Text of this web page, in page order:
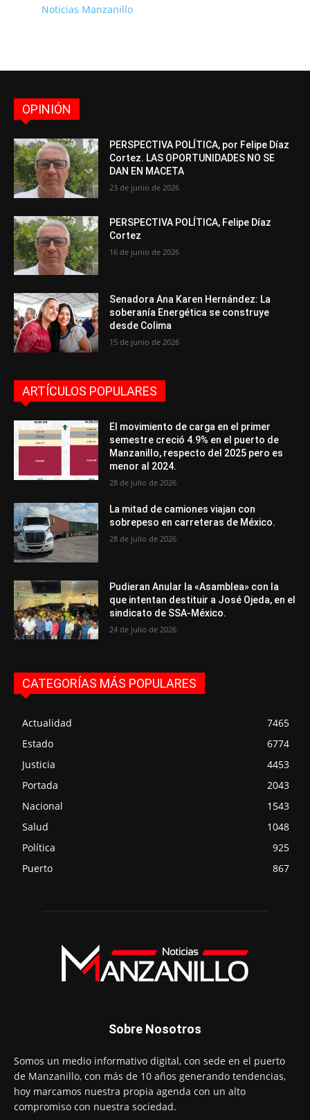
Noticias Manzanillo
OPINIÓN
PERSPECTIVA POLÍTICA, por Felipe Díaz
Cortez. LAS OPORTUNIDADES NO SE
DAN EN MACETA
23 de junio de 2026
PERSPECTIVA POLÍTICA, Felipe Díaz
Cortez
16 de junio de 2026
Senadora Ana Karen Hernández: La
soberanía Energética se construye
desde Colima
15 de junio de 2026
ARTÍCULOS POPULARES
El movimiento de carga en el primer
semestre creció 4.9% en el puerto de
Manzanillo, respecto del 2025 pero es
menor al 2024.
28 de julio de 2026
La mitad de camiones viajan con
sobrepeso en carreteras de México.
28 de julio de 2026
Pudieran Anular la «Asamblea» con la
que intentan destituir a José Ojeda, en el
sindicato de SSA-México.
24 de julio de 2026
CATEGORÍAS MÁS POPULARES
Actualidad
7465
Estado
6774
Justicia
4453
Portada
2043
Nacional
1543
Salud
1048
Política
925
Puerto
867
Sobre Nosotros
Somos un medio informativo digital, con sede en el puerto
de Manzanillo, con más de 10 años generando tendencias,
hoy marcamos nuestra propia agenda con un alto
compromiso con nuestra sociedad.